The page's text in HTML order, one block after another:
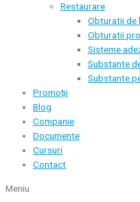
Restaurare
Obturatii de
Obturatii
Sisteme
Substante
Substante
Promoții
Blog
Companie
Documente
Cursuri
Contact
Meniu